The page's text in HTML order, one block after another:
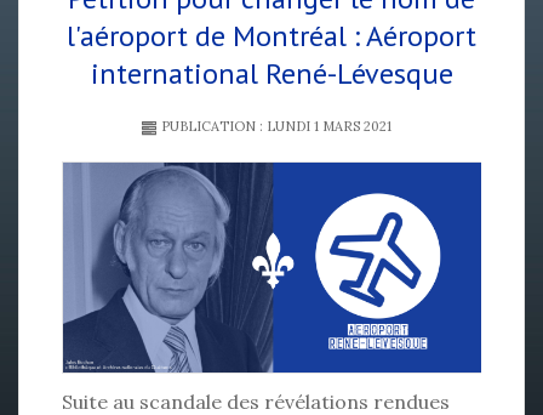
l'aéroport de Montréal : Aéroport
international René-Lévesque
PUBLICATION : LUNDI 1 MARS 2021
Suite au scandale des révélations rendues